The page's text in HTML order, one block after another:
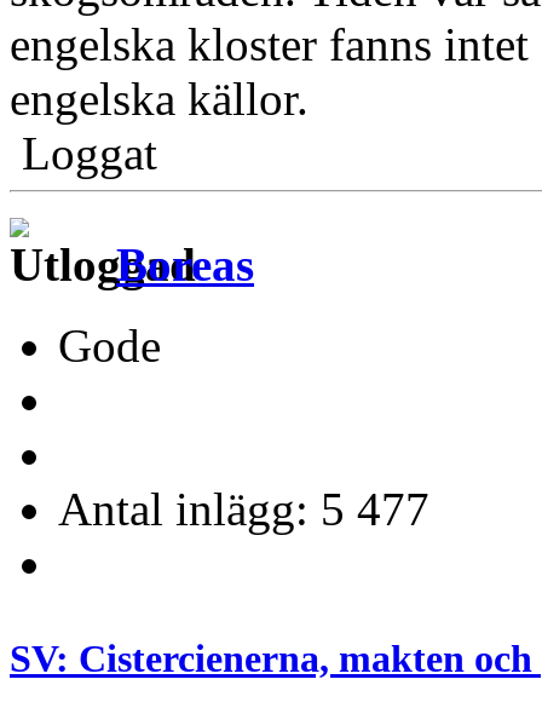
engelska kloster fanns
engelska källor.
Loggat
Boreas
Gode
Antal inlägg: 5 477
SV: Cistercienerna, makten